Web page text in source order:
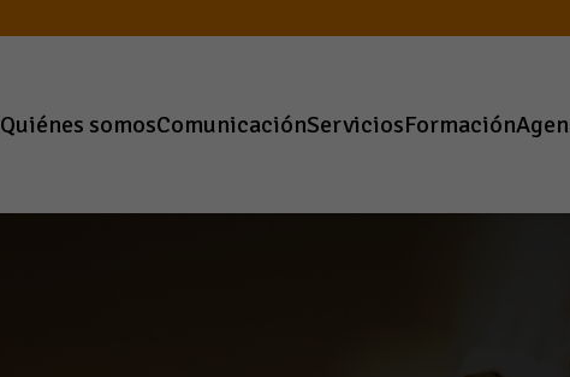
Quiénes somosComunicaciónServiciosFormación